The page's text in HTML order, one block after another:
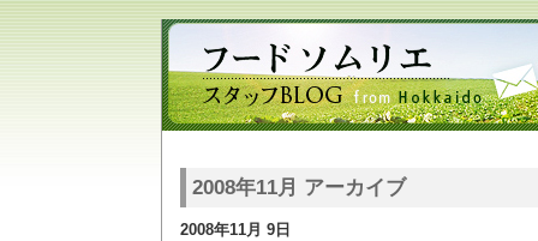
2008年11月 アーカイブ
2008年11月 9日